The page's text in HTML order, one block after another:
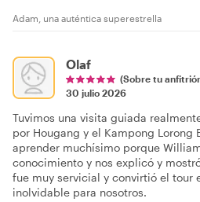
Adam, una auténtica superestrella
Olaf
(Sobre tu
30 julio 2026
Tuvimos una visita guiada
por Hougang y el Kampong Lorong
aprender muchísimo porque
conocimiento y nos explicó y
fue muy servicial y convirtió el tour
inolvidable para nosotros.